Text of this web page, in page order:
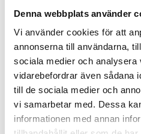
Denna webbplats använder
Vi använder cookies för att
annonserna till användarna,
sociala medier och analysera
vidarebefordrar även sådana
till de sociala medier och
vi samarbetar med. Dessa
informationen med annan
även på Europanivå.
I den nyvalda styrelsentog
många länder plats. Frank
blir ny vice ordförande.
ANNA NELLBERG BARCELONA
HEINZ KIEFER KONGRESS